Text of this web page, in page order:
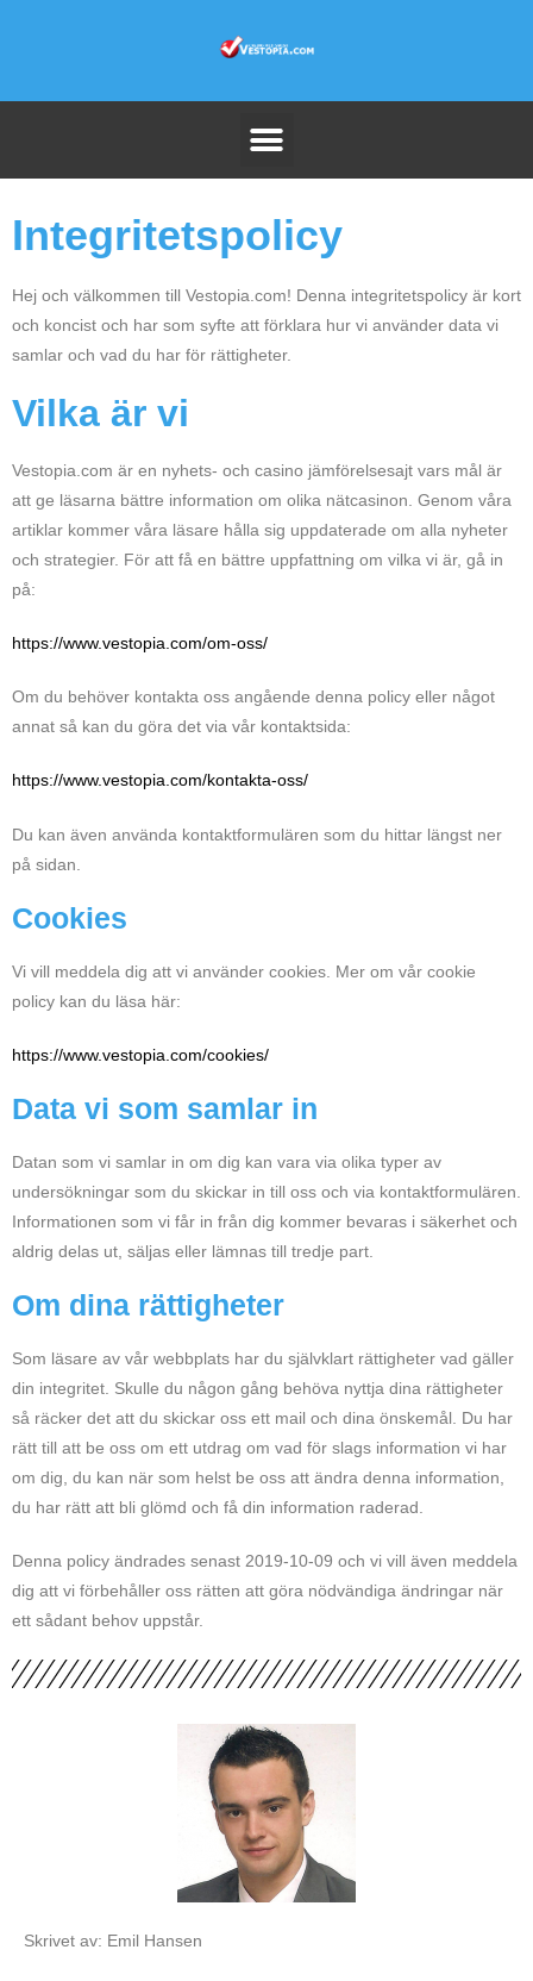
Integritetspolicy
Hej och välkommen till Vestopia.com! Denna integritetspolicy är kort
och koncist och har som syfte att förklara hur vi använder data vi
samlar och vad du har för rättigheter.
Vilka är vi
Vestopia.com är en nyhets- och casino jämförelsesajt vars mål är
att ge läsarna bättre information om olika nätcasinon. Genom våra
artiklar kommer våra läsare hålla sig uppdaterade om alla nyheter
och strategier. För att få en bättre uppfattning om vilka vi är, gå in
på:
https://www.vestopia.com/om-oss/
Om du behöver kontakta oss angående denna policy eller något
annat så kan du göra det via vår kontaktsida:
https://www.vestopia.com/kontakta-oss/
Du kan även använda kontaktformulären som du hittar längst ner
på sidan.
Cookies
Vi vill meddela dig att vi använder cookies. Mer om vår cookie
policy kan du läsa här:
https://www.vestopia.com/cookies/
Data vi som samlar in
Datan som vi samlar in om dig kan vara via olika typer av
undersökningar som du skickar in till oss och via kontaktformulären.
Informationen som vi får in från dig kommer bevaras i säkerhet och
aldrig delas ut, säljas eller lämnas till tredje part.
Om dina rättigheter
Som läsare av vår webbplats har du självklart rättigheter vad gäller
din integritet. Skulle du någon gång behöva nyttja dina rättigheter
så räcker det att du skickar oss ett mail och dina önskemål. Du har
rätt till att be oss om ett utdrag om vad för slags information vi har
om dig, du kan när som helst be oss att ändra denna information,
du har rätt att bli glömd och få din information raderad.
Denna policy ändrades senast 2019-10-09 och vi vill även meddela
dig att vi förbehåller oss rätten att göra nödvändiga ändringar när
ett sådant behov uppstår.
Skrivet av: Emil Hansen